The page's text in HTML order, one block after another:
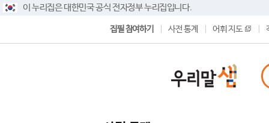
이 누리집은 대한민국 공식 전자정부 누리집입니다.
집필 참여하기 사전 통계 어휘 지도